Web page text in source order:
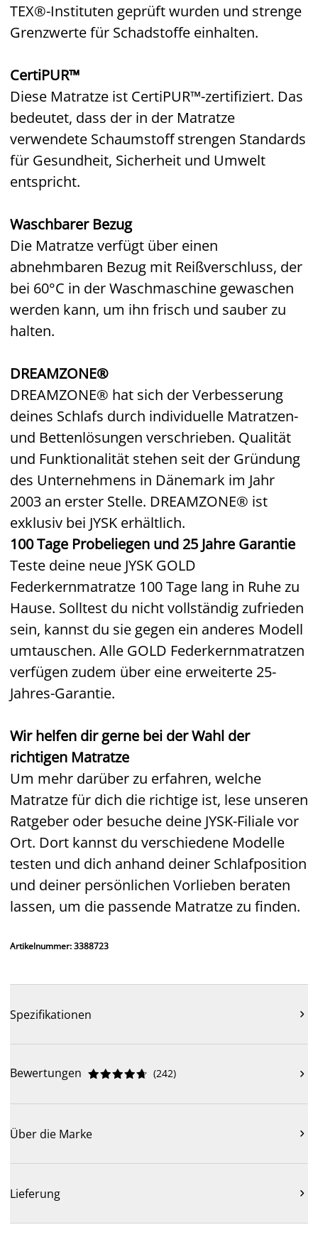
TEX®-Instituten geprüft wurden und strenge
Grenzwerte für Schadstoffe einhalten.
CertiPUR™
Diese Matratze ist CertiPUR™-zertifiziert. Das
bedeutet, dass der in der Matratze
verwendete Schaumstoff strengen Standards
für Gesundheit, Sicherheit und Umwelt
entspricht.
Waschbarer Bezug
Die Matratze verfügt über einen
abnehmbaren Bezug mit Reißverschluss, der
bei 60°C in der Waschmaschine gewaschen
werden kann, um ihn frisch und sauber zu
halten.
DREAMZONE®
DREAMZONE® hat sich der Verbesserung
deines Schlafs durch individuelle Matratzen-
und Bettenlösungen verschrieben. Qualität
und Funktionalität stehen seit der Gründung
des Unternehmens in Dänemark im Jahr
2003 an erster Stelle. DREAMZONE® ist
exklusiv bei JYSK erhältlich.
100 Tage Probeliegen und 25 Jahre Garantie
Teste deine neue JYSK GOLD
Federkernmatratze 100 Tage lang in Ruhe zu
Hause. Solltest du nicht vollständig zufrieden
sein, kannst du sie gegen ein anderes Modell
umtauschen. Alle GOLD Federkernmatratzen
verfügen zudem über eine erweiterte 25-
Jahres-Garantie.
Wir helfen dir gerne bei der Wahl der
richtigen Matratze
Um mehr darüber zu erfahren, welche
Matratze für dich die richtige ist, lese unseren
Ratgeber oder besuche deine JYSK-Filiale vor
Ort. Dort kannst du verschiedene Modelle
testen und dich anhand deiner Schlafposition
und deiner persönlichen Vorlieben beraten
lassen, um die passende Matratze zu finden.
Artikelnummer: 3388723
Spezifikationen 
Bewertungen 




 (242) 
Über die Marke 
Lieferung 